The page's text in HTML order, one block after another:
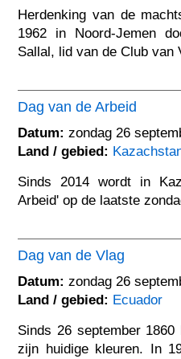
Herdenking van de
1962 in Noord-Jemen
Sallal, lid van de Club van
Dag van de Arbeid
Datum: zondag 26
Land / gebied:
Sinds 2014 wordt in
Arbeid' op de laatste
Dag van de Vlag
Datum: zondag 26
Land / gebied: Ecuador
Sinds 26 september
zijn huidige kleuren. In